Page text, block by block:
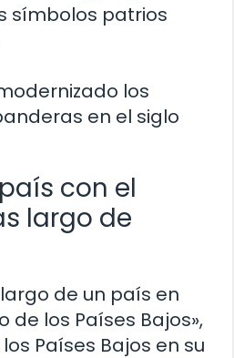
símbolos patrios
los
en el siglo
con el
largo de
de un país en
de los Países Bajos»,
Países Bajos en su